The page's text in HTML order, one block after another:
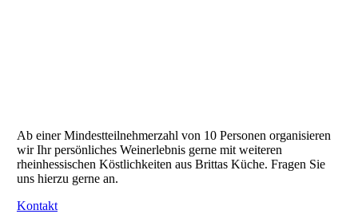
Ab einer Mindestteilnehmerzahl von 10 Personen organisieren
wir Ihr persönliches Weinerlebnis gerne mit weiteren
rheinhessischen Köstlichkeiten aus Brittas Küche. Fragen Sie
uns hierzu gerne an.
Kontakt